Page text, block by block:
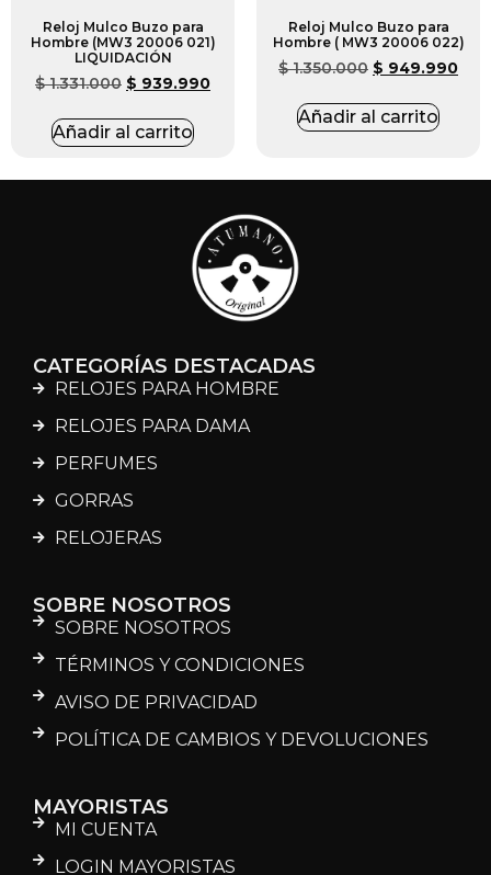
Reloj Mulco Buzo para
Hombre (MW3 20006 021)
LIQUIDACIÓN
$1.331.000 $ 939.990
Añadir al carrito
Reloj Mulco Buzo para
Hombre ( MW3 20006 022)
$1.350.000 $ 949.990
Añadir al carrito
CATEGORÍAS DESTACADAS
RELOJES PARA HOMBRE
RELOJES PARA DAMA
PERFUMES
GORRAS
RELOJERAS
SOBRE NOSOTROS
SOBRE NOSOTROS
TÉRMINOS Y CONDICIONES
AVISO DE PRIVACIDAD
POLÍTICA DE CAMBIOS Y DEVOLUCIONES
MAYORISTAS
MI CUENTA
LOGIN MAYORISTAS